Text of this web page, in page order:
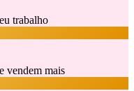
trabalho
vendem mais